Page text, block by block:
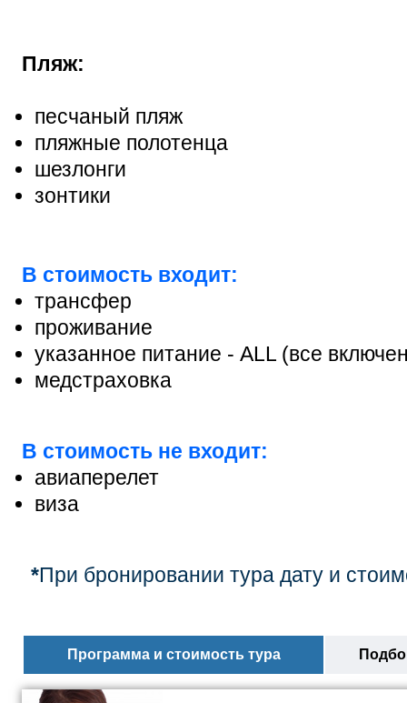
Пляж:
песчаный пляж
пляжные полотенца
шезлонги
зонтики
В стоимость входит:
трансфер
проживание
указанное питание - ALL (все
медстраховка
В стоимость не входит:
авиаперелет
виза
*При бронировании тура дату и
Программа и стоимость тура